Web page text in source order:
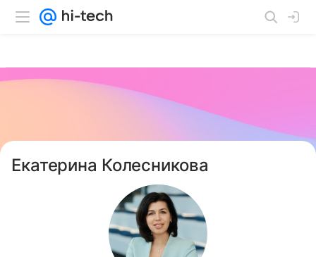
Екатерина Колесникова